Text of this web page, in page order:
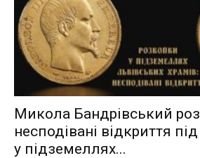
Микола Бандрівський
несподівані відкриття
у підземеллях...